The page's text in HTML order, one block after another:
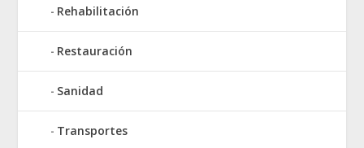
Rehabilitación
Restauración
Sanidad
Transportes